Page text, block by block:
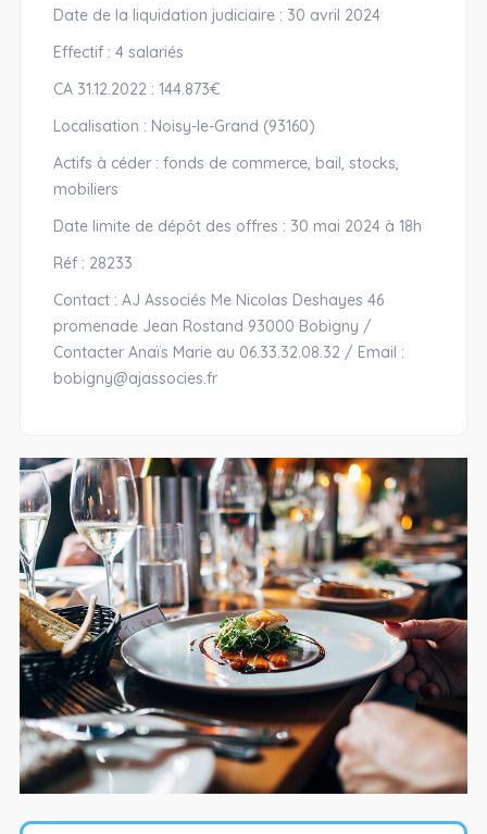
Date de la liquidation judiciaire : 30 avril 2024
Effectif : 4 salariés
CA 31.12.2022 : 144.873€
Localisation : Noisy-le-Grand (93160)
Actifs à céder : fonds de commerce, bail, stocks,
mobiliers
Date limite de dépôt des offres : 30 mai 2024 à 18h
Réf : 28233
Contact : AJ Associés Me Nicolas Deshayes 46
promenade Jean Rostand 93000 Bobigny /
Contacter Anaïs Marie au 06.33.32.08.32 / Email :
bobigny@ajassocies.fr